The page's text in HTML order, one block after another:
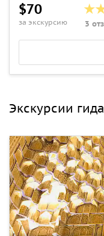
$70
за экскурсию 3
Экскурсии